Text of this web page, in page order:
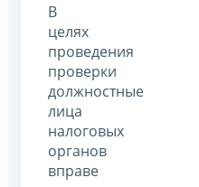
В
целях
проведения
проверки
должностные
лица
налоговых
органов
вправе